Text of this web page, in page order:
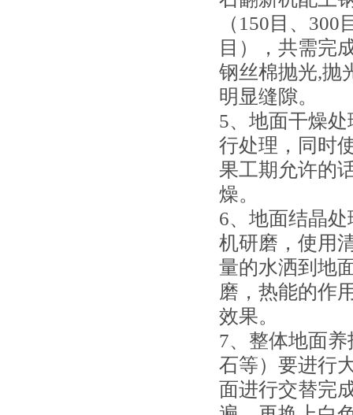
（150目、
目），共需完
钢丝棉抛光,抛
明显缝隙。
5、地面干燥
行处理，同时
果工期允许的
燥。
6、地面结晶
机研磨，使用
量的水洒到地
磨，热能的作
效果。
7、整体地面
石等）要进行
面进行交替完